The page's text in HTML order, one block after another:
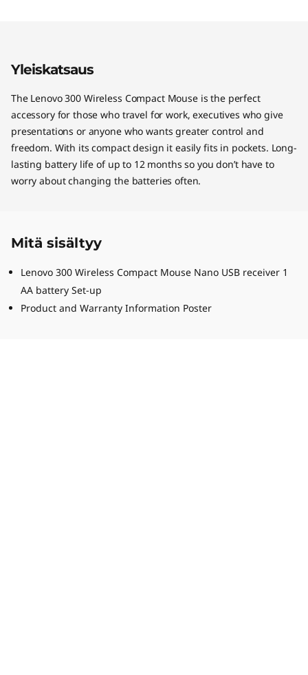
Yleiskatsaus
The Lenovo 300 Wireless Compact Mouse is the perfect
accessory for those who travel for work, executives who give
presentations or anyone who wants greater control and
freedom. With its compact design it easily fits in pockets. Long-
lasting battery life of up to 12 months so you don’t have to
worry about changing the batteries often.
Mitä sisältyy
Lenovo 300 Wireless Compact Mouse Nano USB receiver 1
AA battery Set-up
Product and Warranty Information Poster